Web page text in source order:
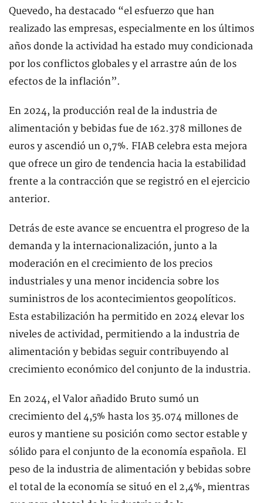
Quevedo, ha destacado “el esfuerzo que han
realizado las empresas, especialmente en los últimos
años donde la actividad ha estado muy condicionada
por los conflictos globales y el arrastre aún de los
efectos de la inflación”.
En 2024, la producción real de la industria de
alimentación y bebidas fue de 162.378 millones de
euros y ascendió un 0,7%. FIAB celebra esta mejora
que ofrece un giro de tendencia hacia la estabilidad
frente a la contracción que se registró en el ejercicio
anterior.
Detrás de este avance se encuentra el progreso de la
demanda y la internacionalización, junto a la
moderación en el crecimiento de los precios
industriales y una menor incidencia sobre los
suministros de los acontecimientos geopolíticos.
Esta estabilización ha permitido en 2024 elevar los
niveles de actividad, permitiendo a la industria de
alimentación y bebidas seguir contribuyendo al
crecimiento económico del conjunto de la industria.
En 2024, el Valor añadido Bruto sumó un
crecimiento del 4,5% hasta los 35.074 millones de
euros y mantiene su posición como sector estable y
sólido para el conjunto de la economía española. El
peso de la industria de alimentación y bebidas sobre
el total de la economía se situó en el 2,4%, mientras